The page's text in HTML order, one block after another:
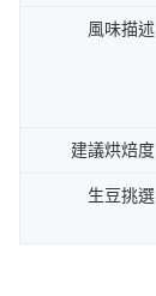
風味描述
建議烘焙度
生豆挑選